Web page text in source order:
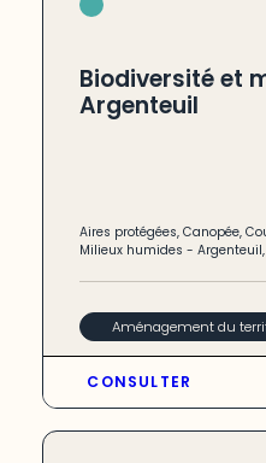
Biodiversité et
Argenteuil
Aires protégées,Canopée,
Milieux humides -Argenteuil,
Aménagement du
CONSULTER